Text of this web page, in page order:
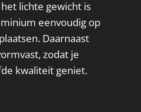
lichte gewicht is
eenvoudig op
Daarnaast
zodat je
kwaliteit geniet.